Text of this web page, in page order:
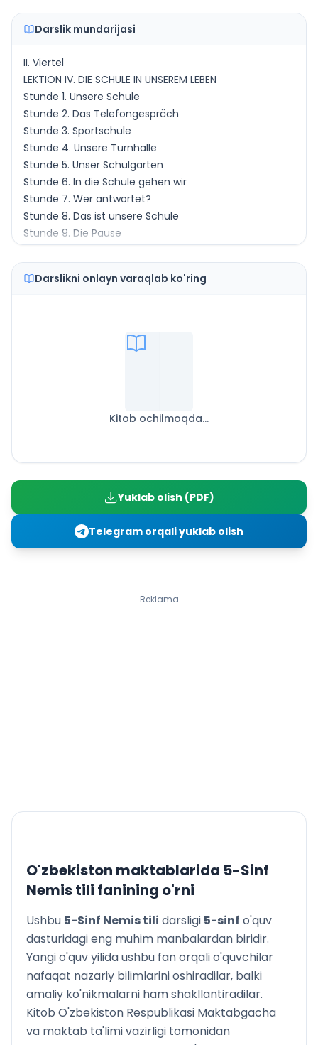
Darslik mundarijasi
II. Viertel
LEKTION IV. DIE SCHULE IN UNSEREM LEBEN
Stunde 1. Unsere Schule
Stunde 2. Das Telefongespräch
Stunde 3. Sportschule
Stunde 4. Unsere Turnhalle
Stunde 5. Unser Schulgarten
Stunde 6. In die Schule gehen wir
Stunde 7. Wer antwortet?
Stunde 8. Das ist unsere Schule
Stunde 9. Die Pause
Stunde 12. Ich will helfen
Stunde 1. Muchtors Tagesablauf
Stunde 2. Zum Sprechen und Lachen
Stunde 6. Am Sonntag
LEKTION VI. MEIN HOBBY
Stunde 1. Mein Hobby
Stunde 2. Das Telefongespräch
Stunde 3. Die beste Jahreszeit
Stunde 5. Sucht mal Tiere auf dem Bild!
Stunde 8. Wie schlafen die Tiere?
Stunde 9. Die Elefanten
Stunde 10. Der kluge Bauer und der Bär
Stunde 11. Wiederholung
LEKTION VIII. DIE BÜCHERFREUNDE
Stunde 1. Monikas Aufsatz
Stunde 2. Wir lernen Deutsch
Stunde 3. Das
Stunde 4. Welt der Märchen
Stunde 5. Wiederholung
IV. Viertel
Darslikni onlayn varaqlab ko'ring
Kitob ochilmoqda...
Yuklab olish (PDF)
Telegram orqali yuklab olish
Reklama
O'zbekiston maktablarida 5-Sinf
Nemis tili fanining o'rni
Ushbu 5-Sinf Nemis tili darsligi 5-sinf o'quv
dasturidagi eng muhim manbalardan biridir.
Yangi o'quv yilida ushbu fan orqali o'quvchilar
nafaqat nazariy bilimlarini oshiradilar, balki
amaliy ko'nikmalarni ham shakllantiradilar.
Kitob O'zbekiston Respublikasi Maktabgacha
va maktab ta'limi vazirligi tomonidan